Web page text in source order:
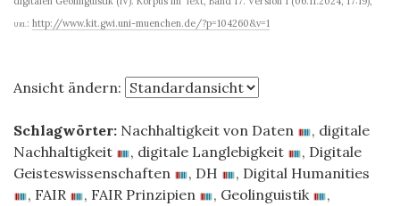
url: http://www.kit.gwi.uni-muenchen.de/?p=104260&v=1
Ansicht ändern:
Schlagwörter: Nachhaltigkeit von Daten , digitale
Nachhaltigkeit
, digitale Langlebigkeit , Digitale
Geisteswissenschaften
, DH , Digital Humanities
, FAIR , FAIR Prinzipien , Geolinguistik
,